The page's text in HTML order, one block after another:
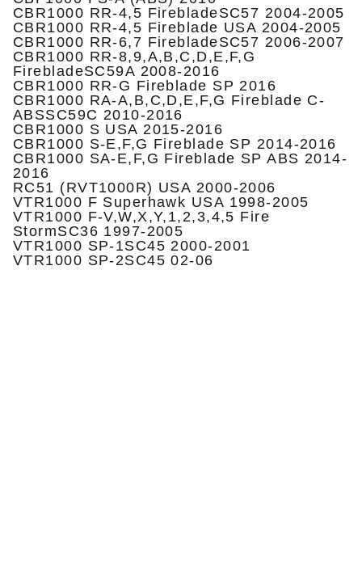
CBR1000 RR-4,5 FirebladeSC57 2004-2005
CBR1000 RR-4,5 Fireblade USA 2004-2005
CBR1000 RR-6,7 FirebladeSC57 2006-2007
CBR1000 RR-8,9,A,B,C,D,E,F,G
FirebladeSC59A 2008-2016
CBR1000 RR-G Fireblade SP 2016
CBR1000 RA-A,B,C,D,E,F,G Fireblade C-
ABSSC59C 2010-2016
CBR1000 S USA 2015-2016
CBR1000 S-E,F,G Fireblade SP 2014-2016
CBR1000 SA-E,F,G Fireblade SP ABS 2014-
2016
RC51 (RVT1000R) USA 2000-2006
VTR1000 F Superhawk USA 1998-2005
VTR1000 F-V,W,X,Y,1,2,3,4,5 Fire
StormSC36 1997-2005
VTR1000 SP-1SC45 2000-2001
VTR1000 SP-2SC45 02-06